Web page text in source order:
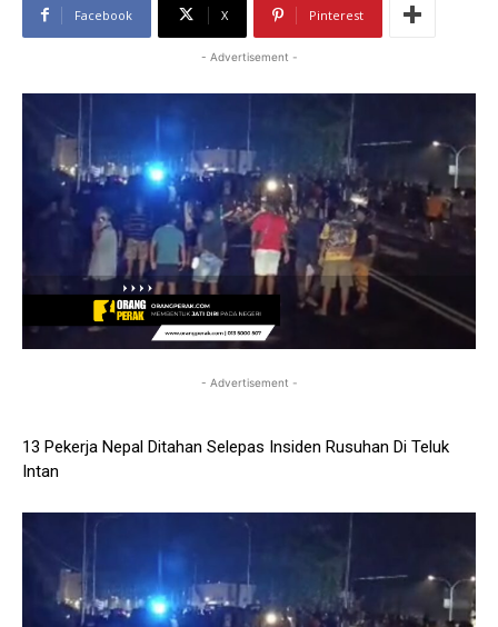
Facebook X Pinterest
- Advertisement -
- Advertisement -
13 Pekerja Nepal Ditahan Selepas Insiden Rusuhan Di Teluk
Intan